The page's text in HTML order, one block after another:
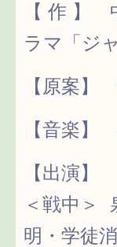
【 作 】
ラマ「ジ
【原案】
【音楽】
【出演】
＜戦中＞
明・学徒消